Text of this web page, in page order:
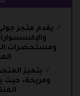
يقدم متجر
ومستحضرات
يتميز
ومريحة،